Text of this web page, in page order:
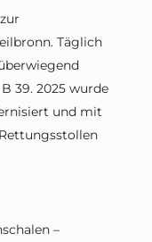
Täglich
39. 2025 wurde
und mit
–